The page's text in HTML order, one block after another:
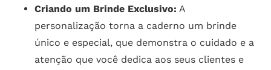
Criando um Brinde Exclusivo: A
personalização torna a caderno um brinde
único e especial, que demonstra o cuidado e a
atenção que você dedica aos seus clientes e